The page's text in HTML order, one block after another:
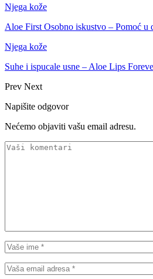
Njega kože
Aloe First Osobno iskustvo – Pomoć u
Njega kože
Suhe i ispucale usne – Aloe Lips
Prev Next
Napišite odgovor
Nećemo objaviti vašu email adresu.